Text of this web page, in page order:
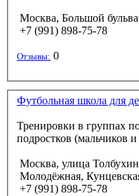
Москва, Большой
+7 (991) 898-75-78
Отзывы: 0
Футбольная школа для
Тренировки в группах
подростков (мальчиков и
Москва, улица
Молодёжная,
+7 (991) 898-75-78